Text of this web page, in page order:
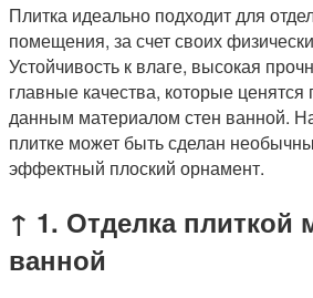
Плитка идеально подходит для
помещения, за счет своих
Устойчивость к влаге, высокая
главные качества, которые
данным материалом стен ванной.
плитке может быть сделан
эффектный плоский орнамент.
↑ 1. Отделка плиткой
ванной